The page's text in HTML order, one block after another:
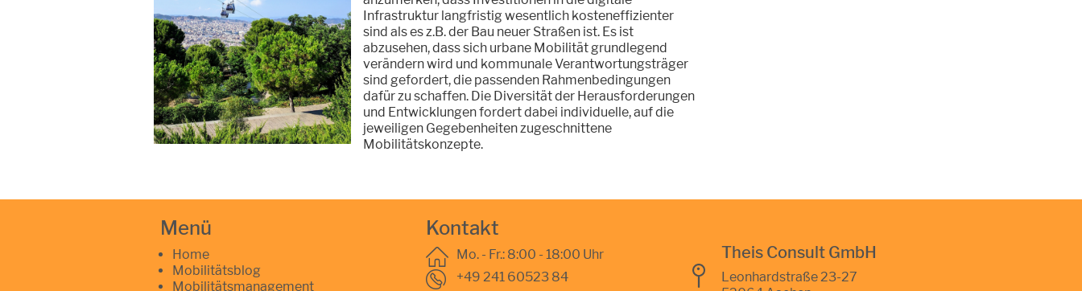
Infrastruktur langfristig wesentlich kosteneffizienter
sind als es z.B. der Bau neuer Straßen ist. Es ist
abzusehen, dass sich urbane Mobilität grundlegend
verändern wird und kommunale Verantwortungsträger
sind gefordert, die passenden Rahmenbedingungen
dafür zu schaffen. Die Diversität der Herausforderungen
und Entwicklungen fordert dabei individuelle, auf die
jeweiligen Gegebenheiten zugeschnittene
Mobilitätskonzepte.
Menü
Home
Mobilitätsblog
Mobilitätsmanagement
Kontakt
Mo. - Fr.: 8:00 - 18:00 Uhr
+49 241 60523 84
Theis Consult GmbH
Leonhardstraße 23-27